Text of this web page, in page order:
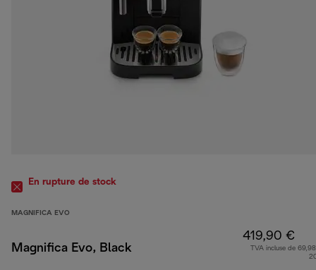
En rupture de stock
MAGNIFICA EVO
Magnifica Evo, Black
419,90 €
TVA incluse de